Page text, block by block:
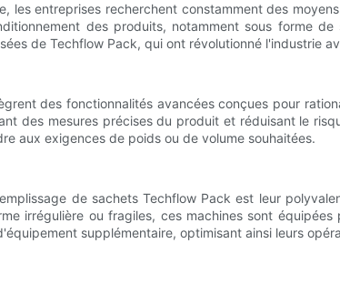
les entreprises recherchent constamment des
des produits, notamment sous forme
de Techflow Pack, qui ont révolutionné l'industrie
des fonctionnalités avancées conçues pour
des mesures précises du produit et réduisant le
aux exigences de poids ou de volume souhaitées.
de sachets Techflow Pack est leur
irrégulière ou fragiles, ces machines sont
supplémentaire, optimisant ainsi leurs